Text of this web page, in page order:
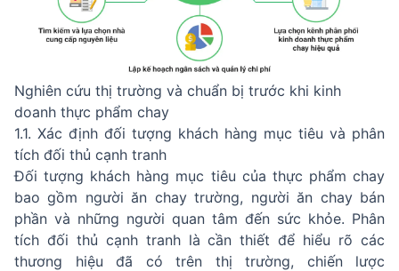
Nghiên cứu thị trường và chuẩn bị trước khi kinh
doanh thực phẩm chay
1.1. Xác định đối tượng khách hàng mục tiêu và phân
tích đối thủ cạnh tranh
Đối tượng khách hàng mục tiêu của thực phẩm chay
bao gồm người ăn chay trường, người ăn chay bán
phần và những người quan tâm đến sức khỏe. Phân
tích đối thủ cạnh tranh là cần thiết để hiểu rõ các
thương hiệu đã có trên thị trường, chiến lược